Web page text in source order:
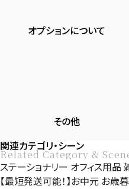
オプションについて
その他
関連カテゴリ・シーン
Related Category &
ステーショナリー オフィス用品
【最短発送可能！】お中元 お歳暮